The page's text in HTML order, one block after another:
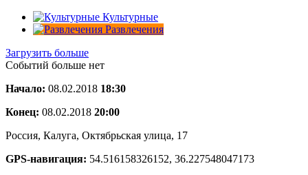
Культурные
Развлечения
Загрузить больше
Событий больше нет
Начало: 08.02.2018 18:30
Конец: 08.02.2018 20:00
Россия, Калуга, Октябрьская улица, 17
GPS-навигация: 54.516158326152, 36.227548047173